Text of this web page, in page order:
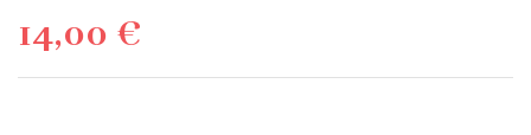
14,00 €